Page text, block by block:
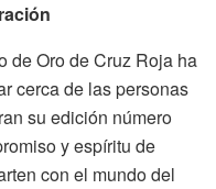
de Oro de Cruz Roja ha
cerca de las personas
su edición número
y espíritu de
con el mundo del